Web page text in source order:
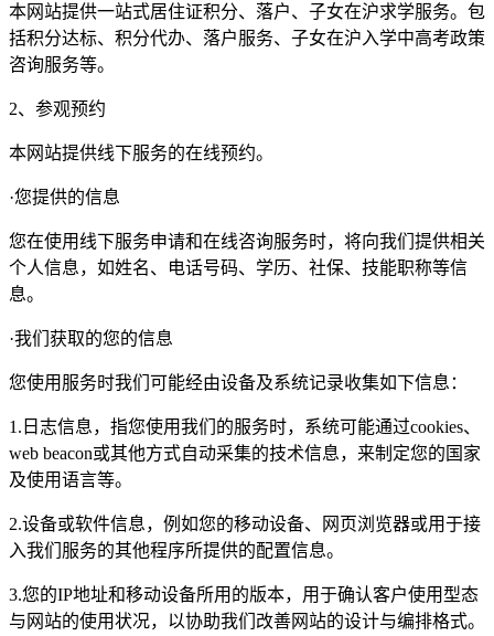
本网站提供一站式居住证积分、落户、子女在沪求学服务。包
括积分达标、积分代办、落户服务、子女在沪入学中高考政策
咨询服务等。
2、参观预约
本网站提供线下服务的在线预约。
·您提供的信息
您在使用线下服务申请和在线咨询服务时，将向我们提供相关
个人信息，如姓名、电话号码、学历、社保、技能职称等信
息。
·我们获取的您的信息
您使用服务时我们可能经由设备及系统记录收集如下信息：
1.日志信息，指您使用我们的服务时，系统可能通过cookies、
web beacon或其他方式自动采集的技术信息，来制定您的国家
及使用语言等。
2.设备或软件信息，例如您的移动设备、网页浏览器或用于接
入我们服务的其他程序所提供的配置信息。
3.您的IP地址和移动设备所用的版本，用于确认客户使用型态
与网站的使用状况，以协助我们改善网站的设计与编排格式。